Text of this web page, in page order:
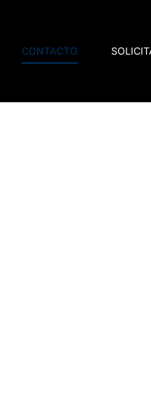
CONTACTO